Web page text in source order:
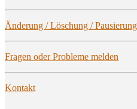
Ände­rung / Löschung /
Fra­gen oder Pro­ble­me melden
Kon­takt